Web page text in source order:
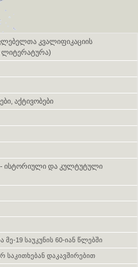
Skip navigation
კვალიფიკაციის
ლიტერატურა)
აქტივობები
- ისტორიული და კულტუტული
19 საუკუნის 60-იან წლებში
საკითხებან დაკავშირებით